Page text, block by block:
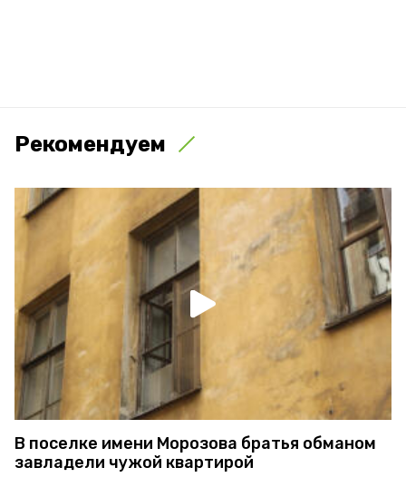
Рекомендуем
В поселке имени Морозова братья обманом
завладели чужой квартирой